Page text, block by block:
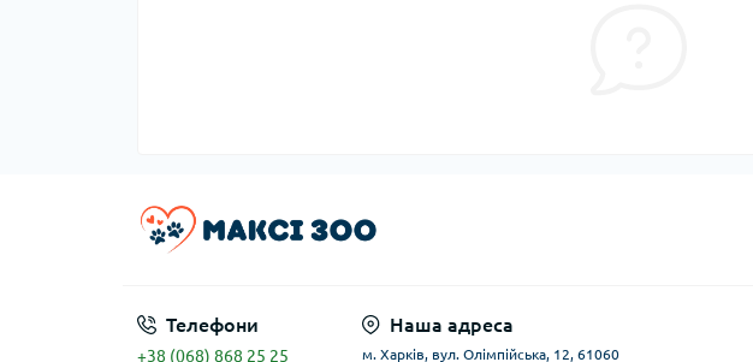
Телефони
+38 (068) 868 25 25
Наша адреса
м. Харків, вул. Олімпійська, 12, 61060